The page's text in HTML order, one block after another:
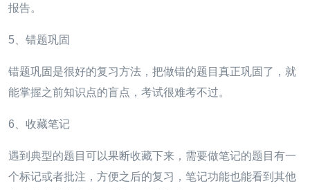
报告。
5、错题巩固
错题巩固是很好的复习方法，把做错的题目真正巩固了，就
能掌握之前知识点的盲点，考试很难考不过。
6、收藏笔记
遇到典型的题目可以果断收藏下来，需要做笔记的题目有一
个标记或者批注，方便之后的复习，笔记功能也能看到其他